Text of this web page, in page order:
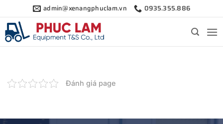
qua
nội
dung
admin@xenangphuclam.vn 0935.355.886
Đánh giá page